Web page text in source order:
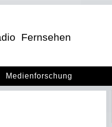
Fernsehen
Medienforschung